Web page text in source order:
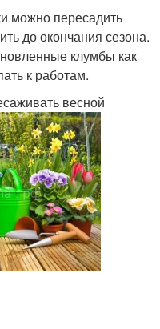
можно пересадить
до окончания сезона.
клумбы как
к работам.
весной